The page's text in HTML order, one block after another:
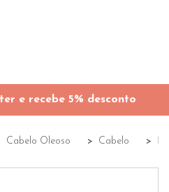
e recebe 5% desconto
Cabelo Oleoso Cabelo